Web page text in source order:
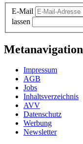
E-Mail
lassen
Metanavigation
Impressum
AGB
Jobs
Inhaltsverzeichnis
AVV
Datenschutz
Werbung
Newsletter